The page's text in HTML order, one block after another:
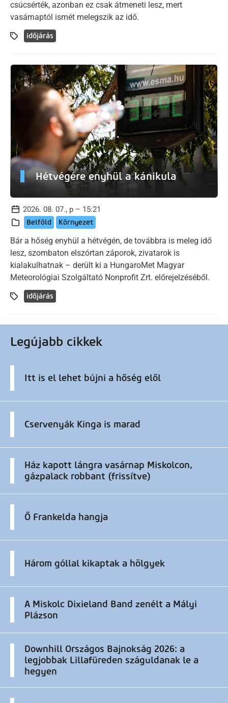
csúcsérték, azonban ez csak átmeneti lesz, mert
vasárnaptól ismét melegszik az idő.
időjárás
Hétvégére enyhül a kánikula
2026. 08. 07., p – 15:21
Belföld Környezet
Bár a hőség enyhül a hétvégén, de továbbra is meleg idő
lesz, szombaton elszórtan záporok, zivatarok is
kialakulhatnak – derült ki a HungaroMet Magyar
Meteorológiai Szolgáltató Nonprofit Zrt. előrejelzéséből.
időjárás
Legújabb cikkek
Itt is el lehet bújni a hőség elől
Cservenyák Kinga is marad
Ház kapott lángra vasárnap Miskolcon,
gázpalack robbant (frissítve)
Ő Frankelda hangja
Három góllal kikaptak a hölgyek
A Miskolc Dixieland Band zenélt a Mályi
Plázson
Downhill Országos Bajnokság 2026: a
legjobbak Lillafüreden száguldanak le a
hegyen